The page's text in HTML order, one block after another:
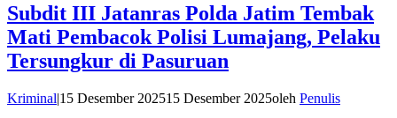
Subdit III Jatanras Polda Jatim Tembak
Mati Pembacok Polisi Lumajang, Pelaku
Tersungkur di Pasuruan
Kriminal|15 Desember 202515 Desember 2025oleh Penulis